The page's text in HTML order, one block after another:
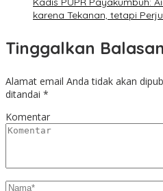
karena Tekanan, tetapi
Tinggalkan Balasan
Alamat email Anda tidak akan
ditandai *
Komentar